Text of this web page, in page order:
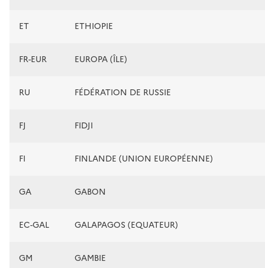
ET ETHIOPIE
FR-EUR EUROPA (ÎLE)
RU FÉDÉRATION DE RUSSIE
FJ FIDJI
FI FINLANDE (UNION EUROPÉENNE)
GA GABON
EC-GAL GALAPAGOS (EQUATEUR)
GM GAMBIE